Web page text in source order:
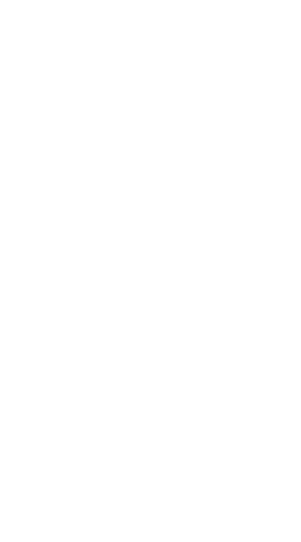
óra körül
pedig
a jó